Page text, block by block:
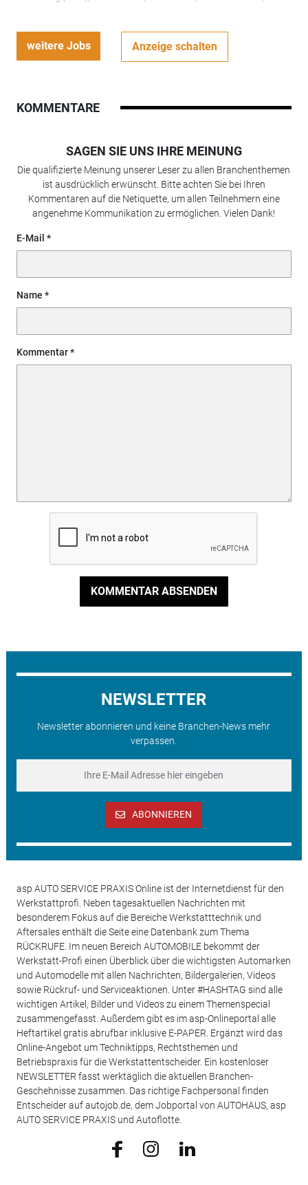
weitere Jobs Anzeige schalten
KOMMENTARE
SAGEN SIE UNS IHRE MEINUNG
Die qualifizierte Meinung unserer Leser zu allen Branchenthemen
ist ausdrücklich erwünscht. Bitte achten Sie bei Ihren
Kommentaren auf die Netiquette, um allen Teilnehmern eine
angenehme Kommunikation zu ermöglichen. Vielen Dank!
E-Mail
Name
Kommentar
KOMMENTAR ABSENDEN
NEWSLETTER
Newsletter abonnieren und keine Branchen-News mehr
verpassen.
ABONNIEREN
asp AUTO SERVICE PRAXIS Online ist der Internetdienst für den
Werkstattprofi. Neben tagesaktuellen Nachrichten mit
besonderem Fokus auf die Bereiche Werkstatttechnik und
Aftersales enthält die Seite eine Datenbank zum Thema
RÜCKRUFE. Im neuen Bereich AUTOMOBILE bekommt der
Werkstatt-Profi einen Überblick über die wichtigsten Automarken
und Automodelle mit allen Nachrichten, Bildergalerien, Videos
sowie Rückruf- und Serviceaktionen. Unter #HASHTAG sind alle
wichtigen Artikel, Bilder und Videos zu einem Themenspecial
zusammengefasst. Außerdem gibt es im asp-Onlineportal alle
Heftartikel gratis abrufbar inklusive E-PAPER. Ergänzt wird das
Online-Angebot um Techniktipps, Rechtsthemen und
Betriebspraxis für die Werkstattentscheider. Ein kostenloser
NEWSLETTER fasst werktäglich die aktuellen Branchen-
Geschehnisse zusammen. Das richtige Fachpersonal finden
Entscheider auf autojob.de, dem Jobportal von AUTOHAUS, asp
AUTO SERVICE PRAXIS und Autoflotte.